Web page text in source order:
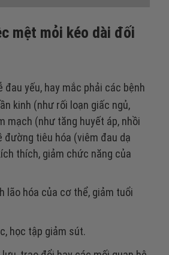
mệt mỏi kéo dài đối
đau yếu, hay mắc phải các bệnh
kinh (như rối loạn giấc ngủ,
mạch (như tăng huyết áp, nhồi
đường tiêu hóa (viêm đau dạ
thích, giảm chức năng của
lão hóa của cơ thể, giảm tuổi
học tập giảm sút.